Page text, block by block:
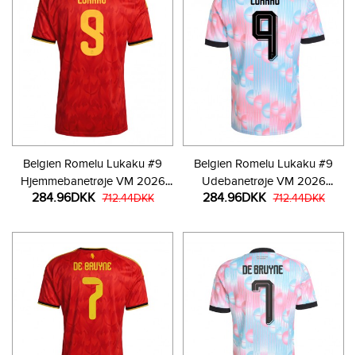
Belgien Romelu Lukaku #9
Hjemmebanetrøje VM 2026
Kortærmet
284.96DKK 712.44DKK
Belgien Romelu Lukaku #9
Udebanetrøje VM 2026
Kortærmet
284.96DKK 712.44DKK